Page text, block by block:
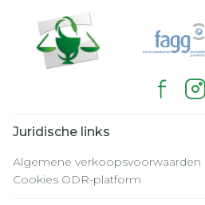
Juridische links
Algemene verkoopsvoorwaarden
Cookies ODR-platform